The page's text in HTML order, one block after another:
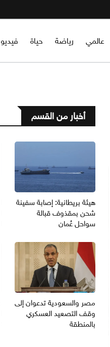
عالمي رياضة حياة فيديو
أخبار من القسم
هيئة بريطانية: إصابة سفينة
شحن بمقذوف قبالة
سواحل عُمان
مصر والسعودية تدعوان إلى
وقف التصعيد العسكري
بالمنطقة